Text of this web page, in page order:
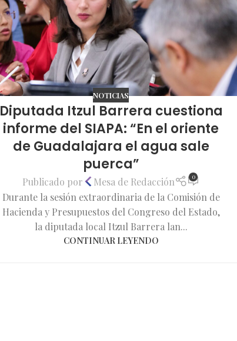
NOTICIAS
Diputada Itzul Barrera cuestiona
informe del SIAPA: “En el oriente
de Guadalajara el agua sale
puerca”
Publicado por Mesa de Redacción 0
Durante la sesión extraordinaria de la Comisión de
Hacienda y Presupuestos del Congreso del Estado,
la diputada local Itzul Barrera lan...
CONTINUAR LEYENDO